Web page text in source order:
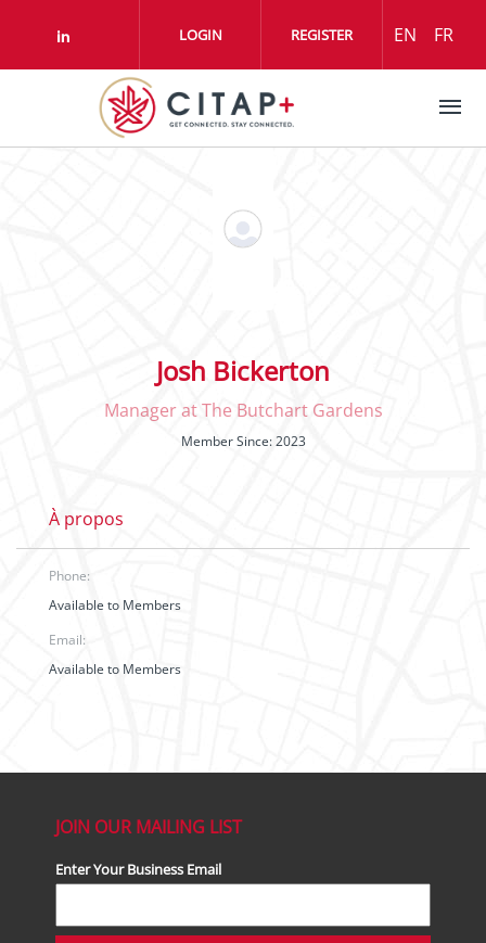
Check our social media on linkedin
LOGIN REGISTER EN FR
Josh Bickerton
Manager at The Butchart Gardens
Member Since: 2023
À propos
Phone:
Available to Members
Email:
Available to Members
JOIN OUR MAILING LIST
Enter Your Business Email